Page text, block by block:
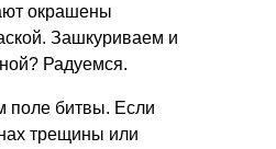
окрашены
Зашкуриваем и
Радуемся.
поле битвы. Если
трещины или